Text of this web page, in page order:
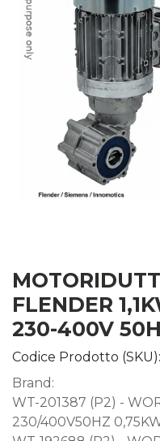
FLENDER
230-400V
Codice Prodotto (SKU):
Brand:
WT-201387 (P2) -
230/400V50HZ